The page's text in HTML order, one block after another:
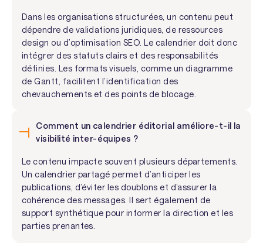
Dans les organisations structurées, un contenu peut
dépendre de validations juridiques, de ressources
design ou d’optimisation SEO. Le calendrier doit donc
intégrer des statuts clairs et des responsabilités
définies. Les formats visuels, comme un diagramme
de Gantt, facilitent l’identification des
chevauchements et des points de blocage.
Comment un calendrier éditorial améliore-t-il la
visibilité inter-équipes ?
Le contenu impacte souvent plusieurs départements.
Un calendrier partagé permet d’anticiper les
publications, d’éviter les doublons et d’assurer la
cohérence des messages. Il sert également de
support synthétique pour informer la direction et les
parties prenantes.